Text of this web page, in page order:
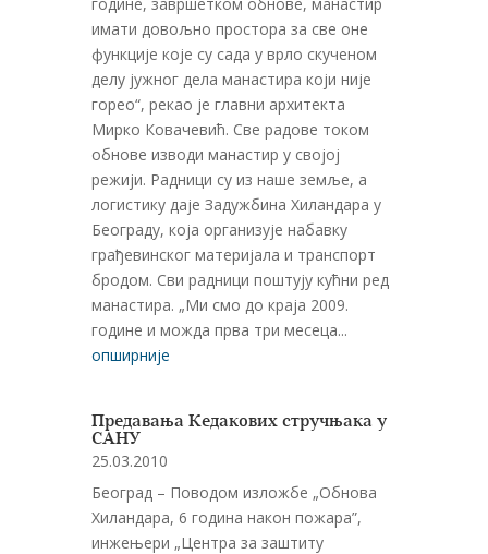
имати довољно простора за све оне
функције које су сада у врло скученом
делу јужног дела манастира који није
горео“, рекао је главни архитекта
Мирко Ковачевић. Све радове током
обнове изводи манастир у својој
режији. Радници су из наше земље, а
логистику даје Задужбина Хиландара у
Београду, која организује набавку
грађевинског материјала и транспорт
бродом. Сви радници поштују кућни ред
манастира. „Ми смо до краја 2009.
године и можда прва три месеца...
опширније
Предавања Кедакових стручњака у
САНУ
25.03.2010
Београд – Поводом изложбе „Обнова
Хиландара, 6 година након пожара”,
инжењери „Центра за заштиту